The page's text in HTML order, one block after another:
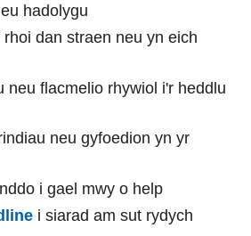
hadolygu
dan straen neu yn eich
neu flacmelio rhywiol i'r heddlu
neu gyfoedion yn yr
i gael mwy o help
i siarad am sut rydych